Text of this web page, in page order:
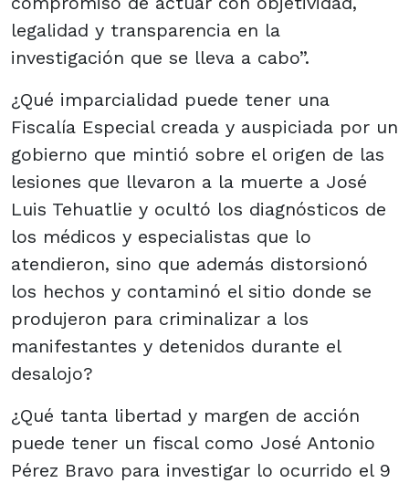
legalidad y transparencia en la
investigación que se lleva a cabo”.
¿Qué imparcialidad puede tener una
Fiscalía Especial creada y auspiciada por un
gobierno que mintió sobre el origen de las
lesiones que llevaron a la muerte a José
Luis Tehuatlie y ocultó los diagnósticos de
los médicos y especialistas que lo
atendieron, sino que además distorsionó
los hechos y contaminó el sitio donde se
produjeron para criminalizar a los
manifestantes y detenidos durante el
desalojo?
¿Qué tanta libertad y margen de acción
puede tener un fiscal como José Antonio
Pérez Bravo para investigar lo ocurrido el 9